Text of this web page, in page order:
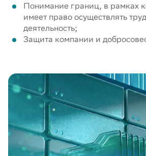
Понимание границ, в рамках
имеет право осуществлять
деятельность;
Защита компании и